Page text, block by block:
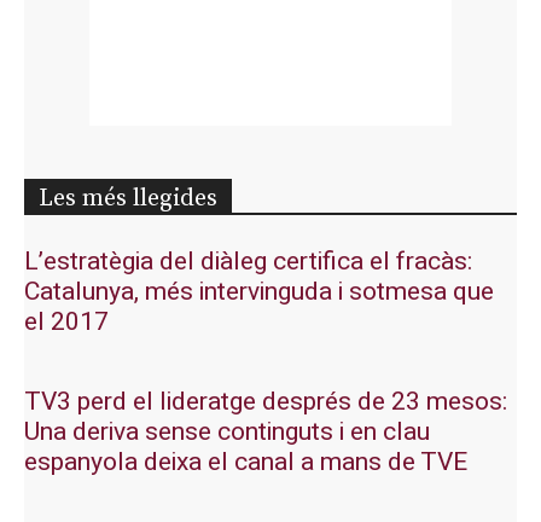
Les més llegides
L’estratègia del diàleg certifica el fracàs:
Catalunya, més intervinguda i sotmesa que
el 2017
TV3 perd el lideratge després de 23 mesos:
Una deriva sense continguts i en clau
espanyola deixa el canal a mans de TVE